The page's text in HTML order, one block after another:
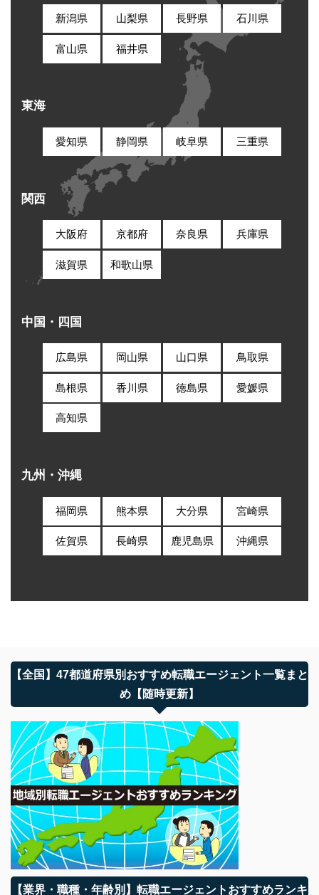
新潟県 山梨県 長野県 石川県
富山県 福井県
東海
愛知県 静岡県 岐阜県 三重県
関西
大阪府 京都府 奈良県 兵庫県
滋賀県 和歌山県
中国・四国
広島県 岡山県 山口県 鳥取県
島根県 香川県 徳島県 愛媛県
高知県
九州・沖縄
福岡県 熊本県 大分県 宮崎県
佐賀県 長崎県 鹿児島県 沖縄県
【全国】47都道府県別おすすめ転職エージェント一覧まと
め【随時更新】
【業界・職種・年齢別】転職エージェントおすすめランキ